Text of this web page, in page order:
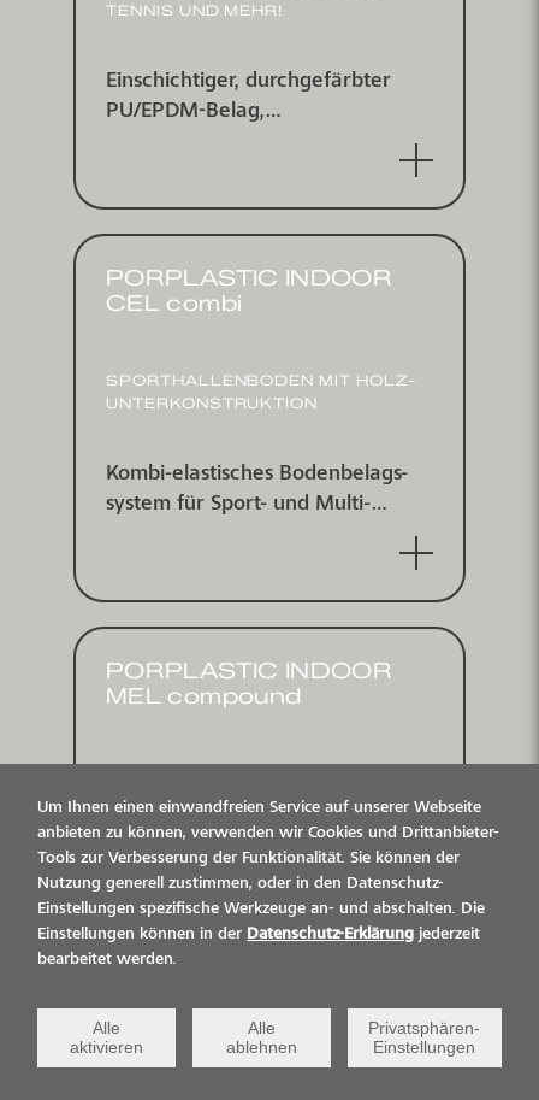
TENNIS UND MEHR!
Einschichtiger, durch­ge­färbter
PU/EPDM-Belag,
PORPLASTIC INDOOR
CEL combi
SPORT­HALLEN­BODEN MIT HOLZ­
UNTER­KONSTRUKTION
Kombi-elastisches Boden­belags­
system für Sport- und Multi­
PORPLASTIC INDOOR
MEL compound
Sport­hallen­boden für Schulen und
Multi­funktions­hallen, misch­
elastisch nach DIN V18032/2 und
EN 14904
PORPLASTIC INDOOR
Um Ihnen einen einwandfreien Service auf unserer Webseite
anbieten zu können, verwenden wir Cookies und Drittanbieter-
Tools zur Verbesserung der Funktionalität. Sie können der
Nutzung generell zustimmen, oder in den Datenschutz-
Einstellungen spezifische Werkzeuge an- und abschalten. Die
Einstellungen können in der Datenschutz-Erklärung jederzeit
bearbeitet werden.
Alle
aktivieren
Alle
ablehnen
Privatsphären-
Einstellungen